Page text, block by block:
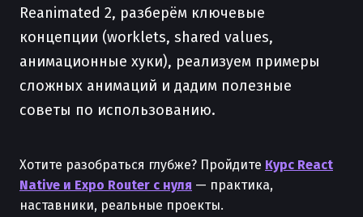
Reanimated 2, разберём ключевые
концепции (worklets, shared values,
анимационные хуки), реализуем примеры
сложных анимаций и дадим полезные
советы по использованию.
Хотите разобраться глубже? Пройдите Курс React
Native и Expo Router с нуля — практика,
наставники, реальные проекты.